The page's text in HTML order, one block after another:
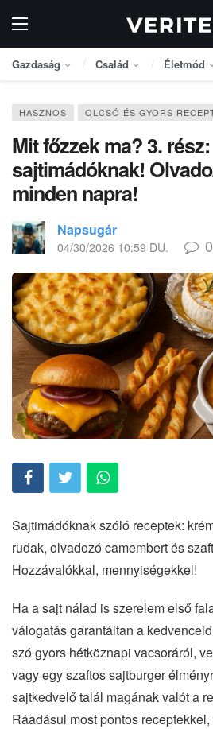
Gazdaság Család Életmód
HASZNOS OLCSÓ ÉS GYORS
Mit főzzek ma? 3.
sajtimádóknak!
minden napra!
Napsugár
04/30/2026 10:59 DU. 0
Sajtimádóknak szóló receptek:
rudak, olvadozó camembert és
Hozzávalókkal, mennyiségekkel!
Ha a sajt nálad is szerelem első
válogatás garantáltan a
szó gyors hétköznapi vacsoráról,
vagy egy szaftos sajtburger
sajtkedvelő talál magának valót a
Ráadásul most pontos